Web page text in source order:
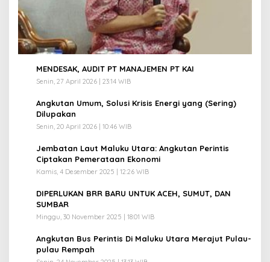
MENDESAK, AUDIT PT MANAJEMEN PT KAI
Senin, 27 April 2026 | 23:14 WIB
Angkutan Umum, Solusi Krisis Energi yang (Sering)
Dilupakan
Senin, 20 April 2026 | 10:46 WIB
Jembatan Laut Maluku Utara: Angkutan Perintis
Ciptakan Pemerataan Ekonomi
Kamis, 4 Desember 2025 | 12:26 WIB
DIPERLUKAN BRR BARU UNTUK ACEH, SUMUT, DAN
SUMBAR
Minggu, 30 November 2025 | 18:01 WIB
Angkutan Bus Perintis Di Maluku Utara Merajut Pulau-
pulau Rempah